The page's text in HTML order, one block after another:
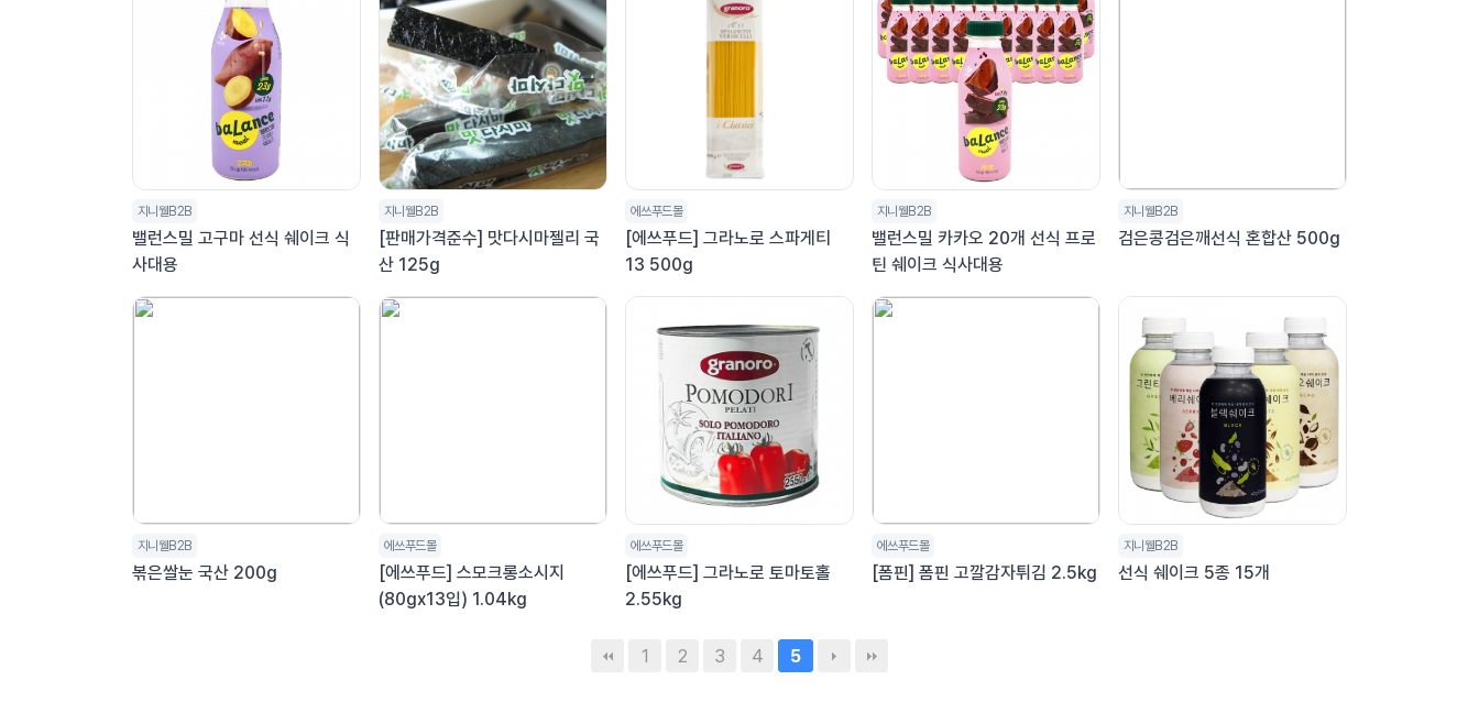
지니웰B2B
밸런스밀 고구마 선식 쉐이크 식
사대용
지니웰B2B
[판매가격준수] 맛다시마젤리 국
산 125g
에쓰푸드몰
[에쓰푸드] 그라노로 스파게티
13 500g
지니웰B2B
밸런스밀 카카오 20개 선식 프로
틴 쉐이크 식사대용
지니웰B2B
검은콩검은깨선식 혼합산 500g
지니웰B2B
볶은쌀눈 국산 200g
에쓰푸드몰
[에쓰푸드] 스모크롱소시지
(80gx13입) 1.04kg
에쓰푸드몰
[에쓰푸드] 그라노로 토마토홀
2.55kg
에쓰푸드몰
[폼핀] 폼핀 고깔감자튀김 2.5kg
지니웰B2B
선식 쉐이크 5종 15개
1 2 3 4 5